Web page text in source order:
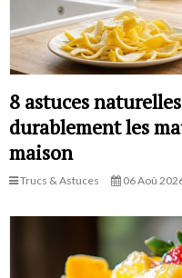
8 astuces
durablement les
maison
Trucs & Astuces 06 Aoû